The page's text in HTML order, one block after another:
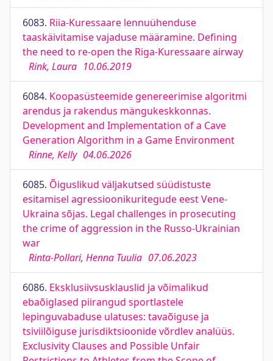
6083. Riia-Kuressaare lennuühenduse
taaskäivitamise vajaduse määramine. Defining
the need to re-open the Riga-Kuressaare airway
Rink, Laura 10.06.2019
6084. Koopasüsteemide genereerimise algoritmi
arendus ja rakendus mängukeskkonnas.
Development and Implementation of a Cave
Generation Algorithm in a Game Environment
Rinne, Kelly 04.06.2026
6085. Õiguslikud väljakutsed süüdistuste
esitamisel agressioonikuritegude eest Vene-
Ukraina sõjas. Legal challenges in prosecuting
the crime of aggression in the Russo-Ukrainian
war
Rinta-Pollari, Henna Tuulia 07.06.2023
6086. Eksklusiivsusklauslid ja võimalikud
ebaõiglased piirangud sportlastele
lepinguvabaduse ulatuses: tavaõiguse ja
tsiviilõiguse jurisdiktsioonide võrdlev analüüs.
Exclusivity Clauses and Possible Unfair